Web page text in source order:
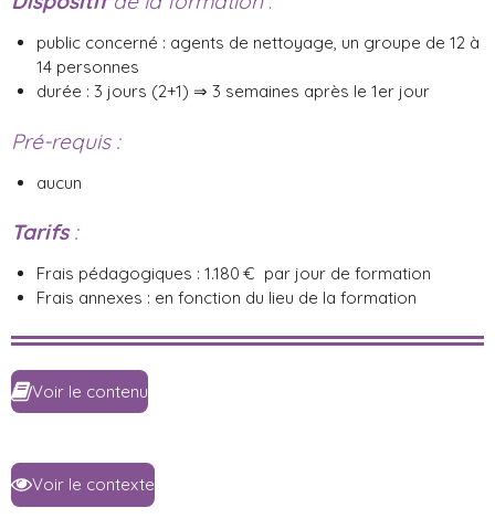
public concerné : agents de nettoyage, un groupe de 12 à
14 personnes
durée : 3 jours (2+1) ⇒ 3 semaines après le 1er jour
Pré-requis :
aucun
Tarifs:
Frais pédagogiques : 1.180 € par jour de formation
Frais annexes : en fonction du lieu de la formation
Voir le contenu
Voir le contexte